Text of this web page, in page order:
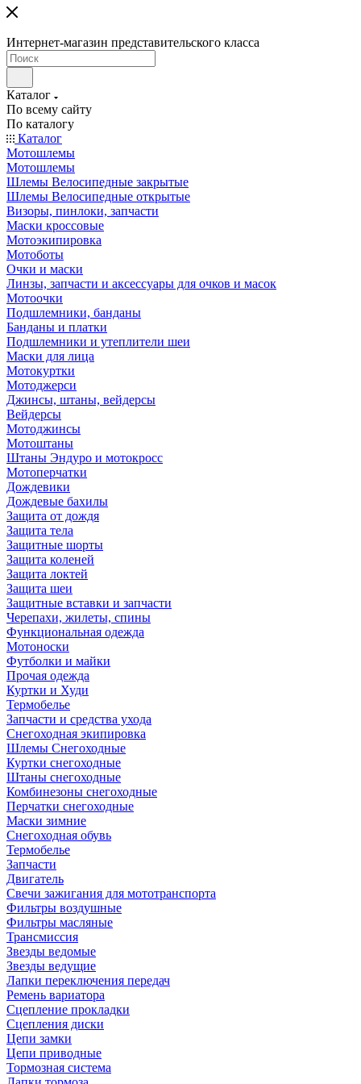
Интернет-магазин представительского класса
Каталог
По всему сайту
По каталогу
Каталог
Мотошлемы
Мотошлемы
Шлемы Велосипедные закрытые
Шлемы Велосипедные открытые
Визоры, пинлоки, запчасти
Маски кроссовые
Мотоэкипировка
Мотоботы
Очки и маски
Линзы, запчасти и аксессуары для очков и масок
Мотоочки
Подшлемники, банданы
Банданы и платки
Подшлемники и утеплители шеи
Маски для лица
Мотокуртки
Мотоджерси
Джинсы, штаны, вейдерсы
Вейдерсы
Мотоджинсы
Мотоштаны
Штаны Эндуро и мотокросс
Мотоперчатки
Дождевики
Дождевые бахилы
Защита от дождя
Защита тела
Защитные шорты
Защита коленей
Защита локтей
Защита шеи
Защитные вставки и запчасти
Черепахи, жилеты, спины
Функциональная одежда
Мотоноски
Футболки и майки
Прочая одежда
Куртки и Худи
Термобелье
Запчасти и средства ухода
Снегоходная экипировка
Шлемы Снегоходные
Куртки снегоходные
Штаны снегоходные
Комбинезоны снегоходные
Перчатки снегоходные
Маски зимние
Снегоходная обувь
Термобелье
Запчасти
Двигатель
Свечи зажигания для мототранспорта
Фильтры воздушные
Фильтры масляные
Трансмиссия
Звезды ведомые
Звезды ведущие
Лапки переключения передач
Ремень вариатора
Сцепление прокладки
Сцепления диски
Цепи замки
Цепи приводные
Тормозная система